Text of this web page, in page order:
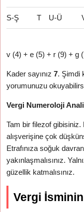
S-Ş T U-Ü
v (4) + e (5) + r (9) + g
Kader sayınız7. Şimdi
yorumunuzu
Vergi Numeroloji
Tam bir filezof
alışverişine çok
Etrafınıza soğuk
yakınlaşmalısınız.
güzellik katmalısınız.
Vergi